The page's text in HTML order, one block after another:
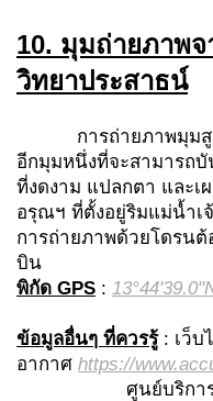
10. มุมถ่ายภาพจ
วิทยาประสาธน์
การถ่ายภาพมุมสูงโ
อีกมุมหนึ่งที่จะสามารถ
ที่งดงาม แปลกตา และเ
อรุณฯ ที่ตั้งอยู่ริมแม่น้ำเ
การถ่ายภาพด้วยโดรน
บิน
พิกัด GPS :
ข้อมูลอื่นๆ ที่ควรรู้: เว็บ
อากาศ https://
ศูนย์บริการข้อมู